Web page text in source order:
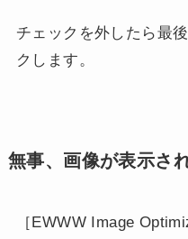
チェックを外したら最
クします。
無事、画像が表示さ
［EWWW Image